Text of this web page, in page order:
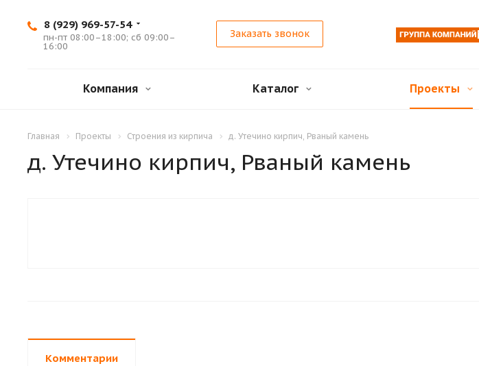
8 (929) 969-57-54
пн-пт 08:00–18:00; сб 09:00–
16:00
Заказать звонок
Компания Каталог Проекты
Главная Проекты Строения из кирпича д. Утечино кирпич, Рваный камень
д. Утечино кирпич, Рваный камень
Комментарии